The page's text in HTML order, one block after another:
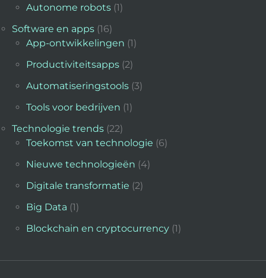
Autonome robots (1)
Software en apps (16)
App-ontwikkelingen (1)
Productiviteitsapps (2)
Automatiseringstools (3)
Tools voor bedrijven (1)
Technologie trends (22)
Toekomst van technologie (6)
Nieuwe technologieën (4)
Digitale transformatie (2)
Big Data (1)
Blockchain en cryptocurrency (1)